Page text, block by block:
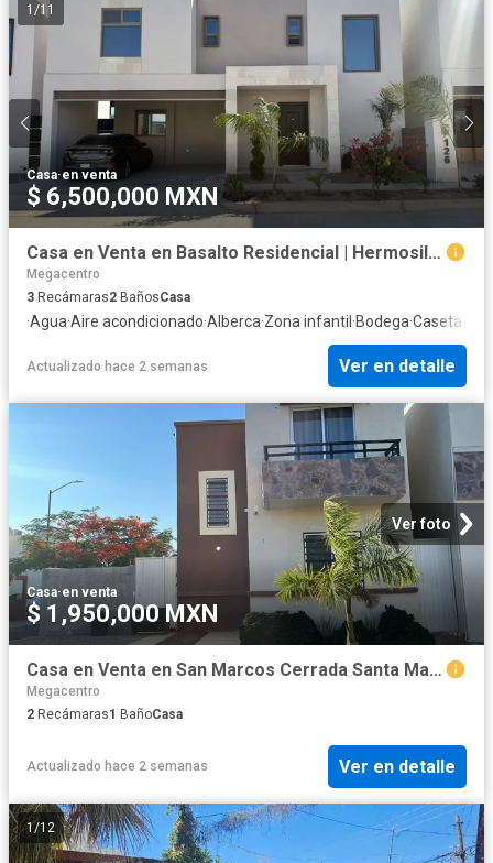
1 /11
Casa·en venta
$ 6,500,000 MXN
Casa en Venta en Basalto Residencial | Hermosillo $6,500,0000
Megacentro
3 Recámaras2 BañosCasa
·Agua·Aire acondicionado·Alberca·Zona infantil ·Bodega·Caseta de
Actualizado hace 2 semanas Ver en detalle
Ver foto
Casa·en venta
$ 1,950,000 MXN
Casa en Venta en San Marcos Cerrada Santa Martha
Megacentro
2 Recámaras1 BañoCasa
Actualizado hace 2 semanas Ver en detalle
1/12